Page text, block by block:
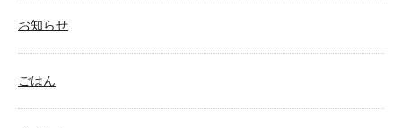
お知らせ
ごはん